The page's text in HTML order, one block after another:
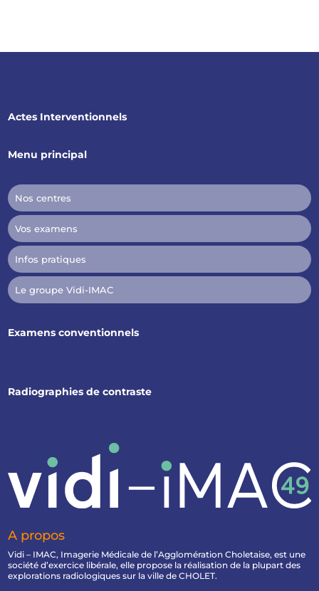
Actes Interventionnels
Menu principal
Nos centres
Vos examens
Infos pratiques
Le groupe Vidi-IMAC
Examens conventionnels
Radiographies de contraste
A propos
Vidi – IMAC, Imagerie Médicale de l’Agglomération Choletaise, est une
société d’exercice libérale, elle propose la réalisation de la plupart des
explorations radiologiques sur la ville de CHOLET.